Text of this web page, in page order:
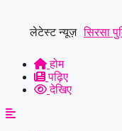
contentलेटेस्ट न्यूज़ सिरसा
होम
पढ़िए
देखिए